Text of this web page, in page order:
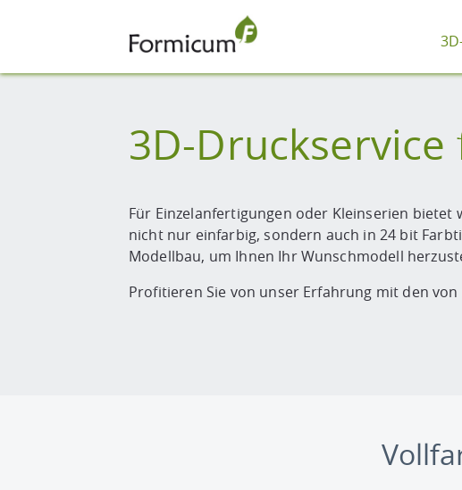
3D-
Für Einzelanfertigungen oder Kleinserien
nicht nur einfarbig, sondern auch in 24 bit
Modellbau, um Ihnen Ihr Wunschmodell
Profitieren Sie von unser Erfahrung mit den